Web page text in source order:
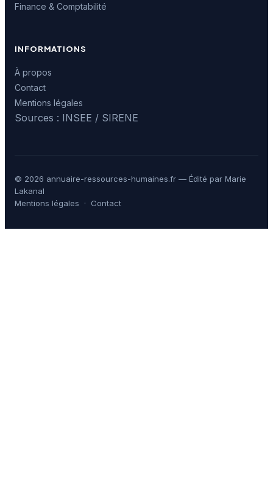
Finance & Comptabilité
INFORMATIONS
À propos
Contact
Mentions légales
Sources : INSEE / SIRENE
© 2026 annuaire-ressources-humaines.fr — Édité par Marie
Lakanal
Mentions légales · Contact